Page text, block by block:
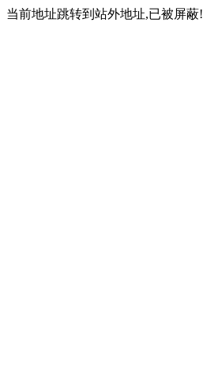
当前地址跳转到站外地址,已被屏蔽!